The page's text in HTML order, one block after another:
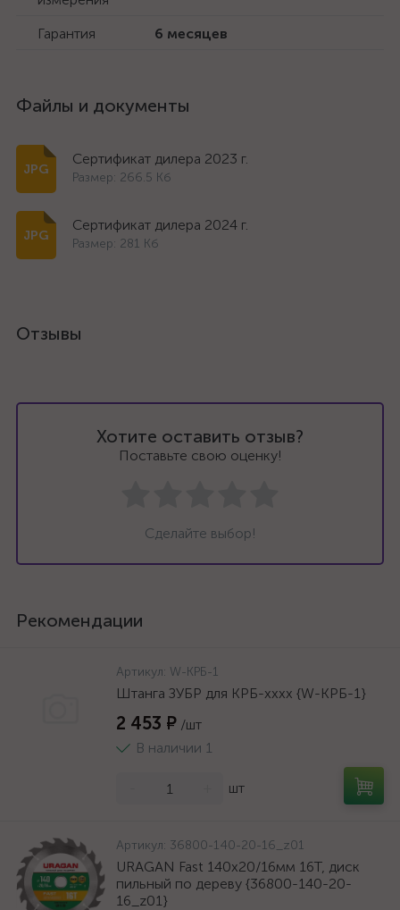
Гарантия
6 месяцев
Файлы и документы
Сертификат дилера 2023 г.
Размер: 266.5 Кб
Сертификат дилера 2024 г.
Размер: 281 Кб
Отзывы
Хотите оставить отзыв?
Поставьте свою оценку!
Сделайте выбор!
Рекомендации
Артикул: W-КРБ-1
Штанга ЗУБР для КРБ-хххх {W-КРБ-1}
2 453 ₽ /шт
В наличии 1
шт
Артикул: 36800-140-20-16_z01
URAGAN Fast 140x20/16мм 16Т, диск
пильный по дереву {36800-140-20-
16_z01}